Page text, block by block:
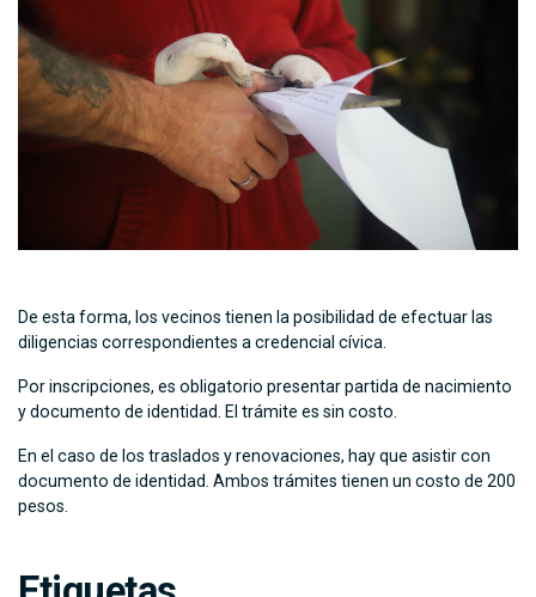
De esta forma, los vecinos tienen la posibilidad de efectuar las
diligencias correspondientes a credencial cívica.
Por inscripciones, es obligatorio presentar partida de nacimiento
y documento de identidad. El trámite es sin costo.
En el caso de los traslados y renovaciones, hay que asistir con
documento de identidad. Ambos trámites tienen un costo de 200
pesos.